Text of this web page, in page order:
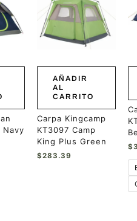
Navy
AÑADIR
AL
CARRITO
Carpa Kingcamp
KT3097 Camp
King Plus Green
$283.39
la
de
$